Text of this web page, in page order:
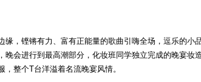
，铿锵有力、富有正能量的歌曲引嗨全场，逗乐的小
会进行到最高潮部分，化妆班同学独立完成的晚宴妆
整个T台洋溢着名流晚宴风情。